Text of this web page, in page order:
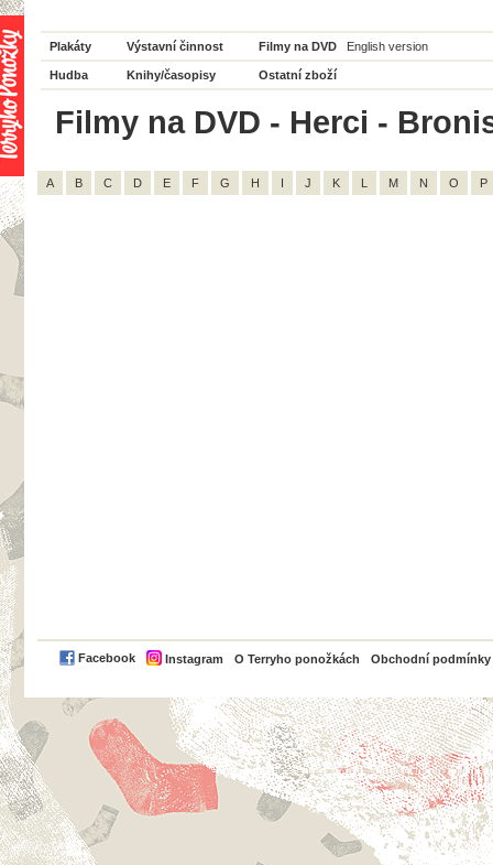
Plakáty Výstavní činnost Filmy na DVD English version
Hudba Knihy/časopisy Ostatní zboží
Filmy na DVD - Herci -
A B C D E F G H I J K L M N O P
Facebook Instagram O Terryho ponožkách Obchodní podmínky
PayPal